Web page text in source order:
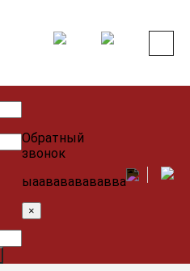
Обратный
звонок
ыаавававававва
×